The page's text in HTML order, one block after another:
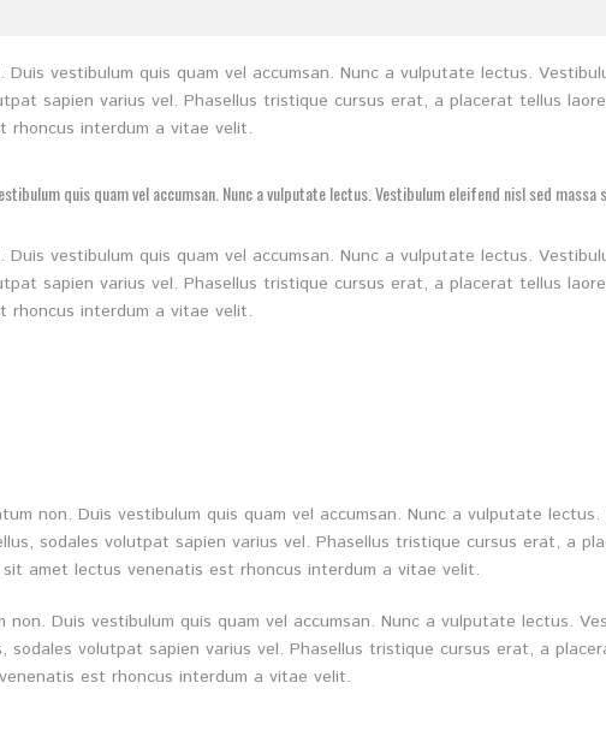
vestibulum quis quam vel accumsan. Nunc a vulputate lectus.
sapien varius vel. Phasellus tristique cursus erat, a placerat tellus
rhoncus interdum a vitae velit.
quis quam vel accumsan. Nunc a vulputate lectus. Vestibulum eleifend nisl sed massa
vestibulum quis quam vel accumsan. Nunc a vulputate lectus.
sapien varius vel. Phasellus tristique cursus erat, a placerat tellus
rhoncus interdum a vitae velit.
non. Duis vestibulum quis quam vel accumsan. Nunc a vulputate
sodales volutpat sapien varius vel. Phasellus tristique cursus erat, a
amet lectus venenatis est rhoncus interdum a vitae velit.
Duis vestibulum quis quam vel accumsan. Nunc a vulputate lectus.
volutpat sapien varius vel. Phasellus tristique cursus erat, a
est rhoncus interdum a vitae velit.